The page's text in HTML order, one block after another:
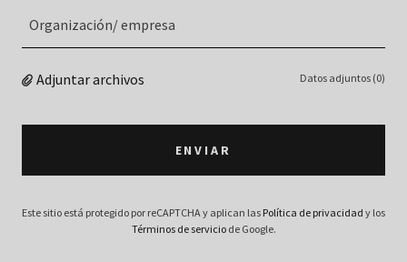
Organización/ empresa
Adjuntar archivos Datos adjuntos (0)
ENVIAR
Este sitio está protegido por reCAPTCHA y aplican las Política de privacidad y los
Términos de serviciode Google.